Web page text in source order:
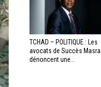
TCHAD – POLITIQUE : Les
avocats de Succès Masra
dénoncent une...